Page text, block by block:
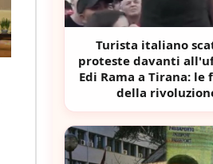
Turista italiano
proteste davanti
Edi Rama a Tirana: le
della